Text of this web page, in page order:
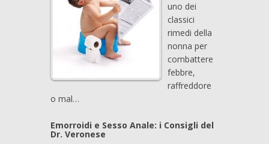
uno dei
classici
rimedi della
nonna per
combattere
febbre,
raffreddore
o mal…
Emorroidi e Sesso Anale: i Consigli del
Dr. Veronese